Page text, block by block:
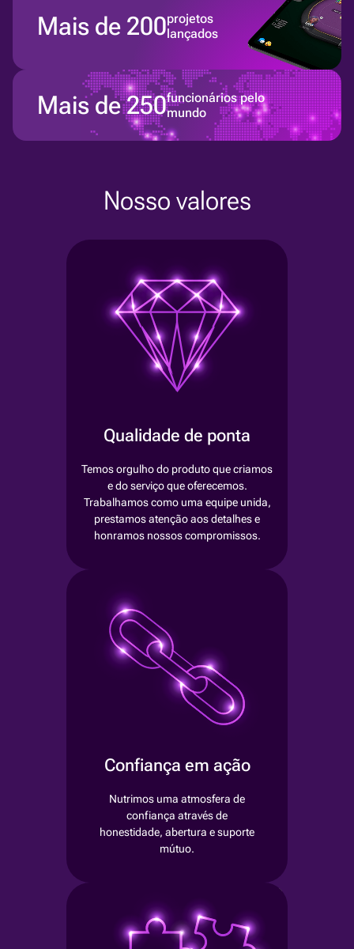
Mais de 200projetos
lançados
Mais de 250funcionários pelo
mundo
Nosso valores
Qualidade de ponta
Temos orgulho do produto que criamos
e do serviço que oferecemos.
Trabalhamos como uma equipe unida,
prestamos atenção aos detalhes e
honramos nossos compromissos.
Confiança em ação
Nutrimos uma atmosfera de
confiança através de
honestidade, abertura e suporte
mútuo.